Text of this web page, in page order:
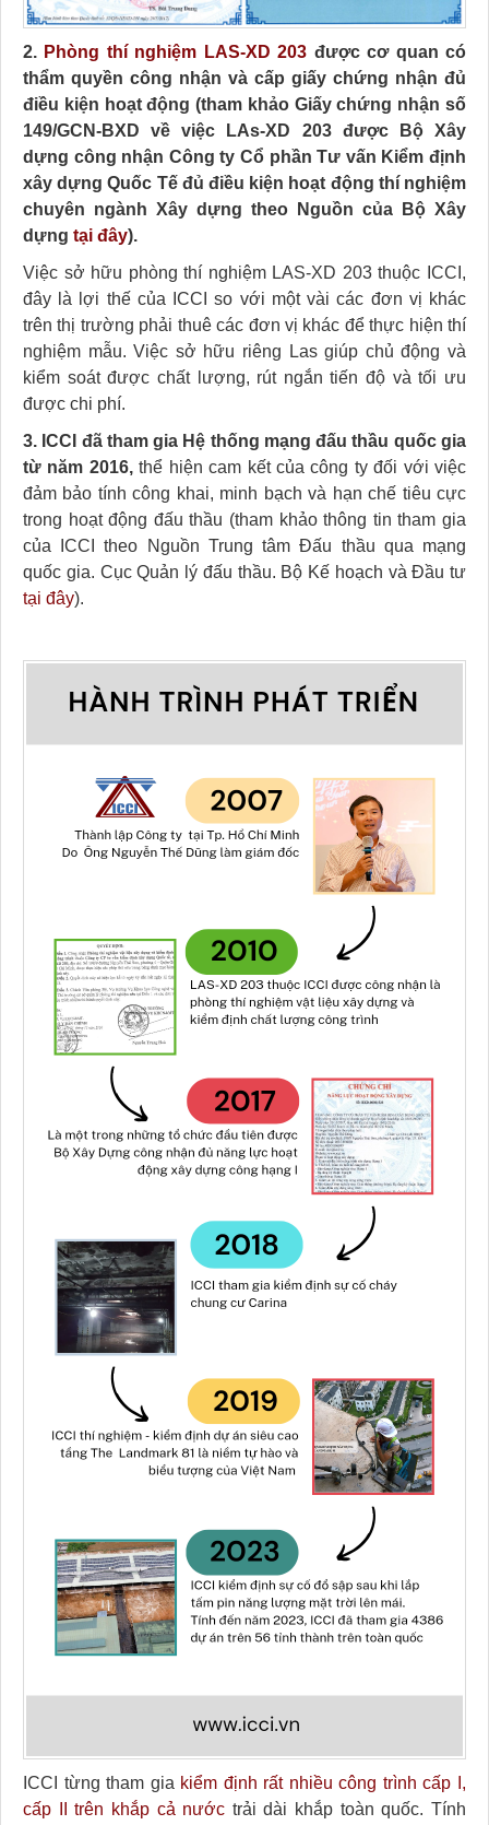
2. Phòng thí nghiệm LAS-XD 203 được cơ quan có
thẩm quyền công nhận và cấp giấy chứng nhận đủ
điều kiện hoạt động (tham khảo Giấy chứng nhận số
149/GCN-BXD về việc LAs-XD 203 được Bộ Xây
dựng công nhận Công ty Cổ phần Tư vấn Kiểm định
xây dựng Quốc Tế đủ điều kiện hoạt động thí nghiệm
chuyên ngành Xây dựng theo Nguồn của Bộ Xây
dựng tại đây).
Việc sở hữu phòng thí nghiệm LAS-XD 203 thuộc ICCI,
đây là lợi thế của ICCI so với một vài các đơn vị khác
trên thị trường phải thuê các đơn vị khác để thực hiện thí
nghiệm mẫu. Việc sở hữu riêng Las giúp chủ động và
kiểm soát được chất lượng, rút ngắn tiến độ và tối ưu
được chi phí.
3. ICCI đã tham gia Hệ thống mạng đấu thầu quốc gia
từ năm 2016,thể hiện cam kết của công ty đối với việc
đảm bảo tính công khai, minh bạch và hạn chế tiêu cực
trong hoạt động đấu thầu (tham khảo thông tin tham gia
của ICCI theo Nguồn Trung tâm Đấu thầu qua mạng
quốc gia. Cục Quản lý đấu thầu. Bộ Kế hoạch và Đầu tư
tại đây).
ICCI từng tham gia kiểm định rất nhiều công trình cấp I,
cấp II trên khắp cả nước trải dài khắp toàn quốc. Tính